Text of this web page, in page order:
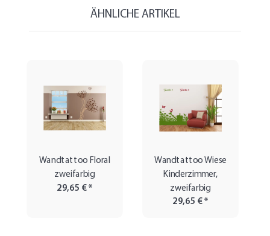
ÄHNLICHE ARTIKEL
Wandtattoo Floral
zweifarbig
29,65 €*
Wandtattoo Wiese
Kinderzimmer,
zweifarbig
29,65 €*